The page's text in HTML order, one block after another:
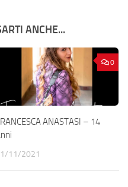
ANCHE...
0
ANASTASI – 14
11/2021